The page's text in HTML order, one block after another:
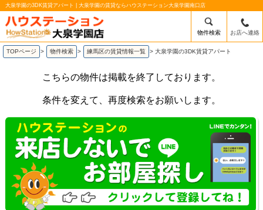
大泉学園の3DK賃貸アパート | 大泉学園の賃貸ならハウステーション大泉学園南口店
物件検索 お店へ連絡
TOPページ > 物件検索 > 練馬区の賃貸情報一覧 > 大泉学園の3DK賃貸アパート
こちらの物件は掲載を終了しております。
条件を変えて、再度検索をお願いします。